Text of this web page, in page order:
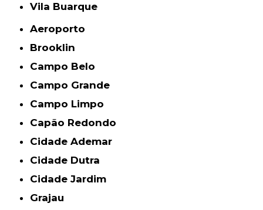
Vila Buarque
Aeroporto
Brooklin
Campo Belo
Campo Grande
Campo Limpo
Capão Redondo
Cidade Ademar
Cidade Dutra
Cidade Jardim
Grajau